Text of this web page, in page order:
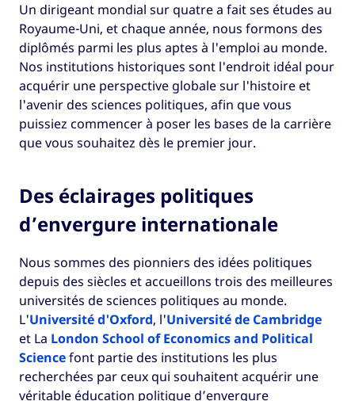
Un dirigeant mondial sur quatre a fait ses études au
Royaume-Uni, et chaque année, nous formons des
diplômés parmi les plus aptes à l'emploi au monde.
Nos institutions historiques sont l'endroit idéal pour
acquérir une perspective globale sur l'histoire et
l'avenir des sciences politiques, afin que vous
puissiez commencer à poser les bases de la carrière
que vous souhaitez dès le premier jour.
Des éclairages politiques
d’envergure internationale
Nous sommes des pionniers des idées politiques
depuis des siècles et accueillons trois des meilleures
universités de sciences politiques au monde.
L'Université d'Oxford, l'Université de Cambridge
et La London School of Economics and Political
Sciencefont partie des institutions les plus
recherchées par ceux qui souhaitent acquérir une
véritable éducation politique d’envergure